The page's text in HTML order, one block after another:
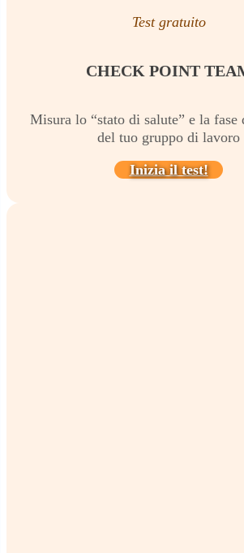
Test gratuito
CHECK POINT
Misura lo “stato di salute” e la
del tuo gruppo di lavoro
Inizia il test!